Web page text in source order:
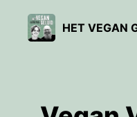
HET VEGAN